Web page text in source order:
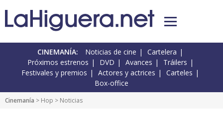
CINEMANÍA: Noticias de cine
Cartelera
Próximos estrenos
DVD Avances
Tráilers
Festivales y premios
Actores y actrices
Carteles
Box-office
Cinemanía > Hop > Noticias